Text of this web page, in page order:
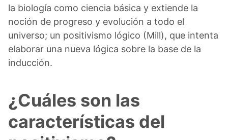
la biología como ciencia básica y extiende la
noción de progreso y evolución a todo el
universo; un positivismo lógico (Mill), que intenta
elaborar una nueva lógica sobre la base de la
inducción.
¿Cuáles son las
características del